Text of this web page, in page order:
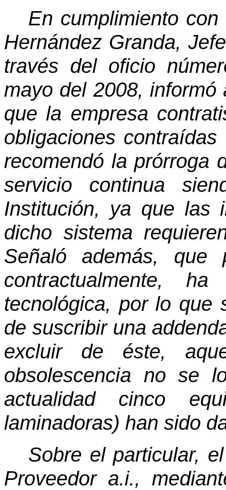
En cumplimiento
Hernández Granda,
través del oficio
mayo del 2008,
que la empresa
obligaciones
recomendó la prórroga
servicio continua
Institución, ya que las
dicho sistema
Señaló además, que
contractualmente,
tecnológica, por lo que
de suscribir una
excluir de éste,
obsolescencia no se
actualidad cinco
laminadoras) han sido
Sobre el particular,
Proveedor a.i.,